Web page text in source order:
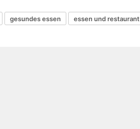
gesundes essen essen und restaurant